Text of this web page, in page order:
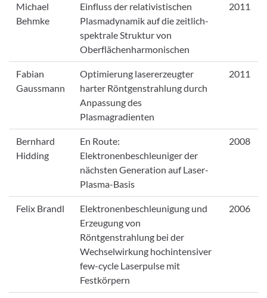
Michael
Behmke
Einfluss der relativistischen
Plasmadynamik auf die zeitlich-
spektrale Struktur von
Oberflächenharmonischen
2011
Fabian
Gaussmann
Optimierung lasererzeugter
harter Röntgenstrahlung durch
Anpassung des
Plasmagradienten
2011
Bernhard
Hidding
En Route:
Elektronenbeschleuniger der
nächsten Generation auf Laser-
Plasma-Basis
2008
Felix Brandl
Elektronenbeschleunigung und
Erzeugung von
Röntgenstrahlung bei der
Wechselwirkung hochintensiver
few-cycle Laserpulse mit
Festkörpern
2006